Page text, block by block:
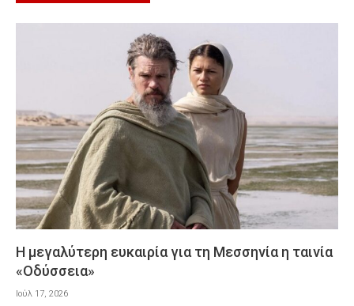
Η μεγαλύτερη ευκαιρία για τη Μεσσηνία η ταινία
«Οδύσσεια»
Ιούλ 17, 2026